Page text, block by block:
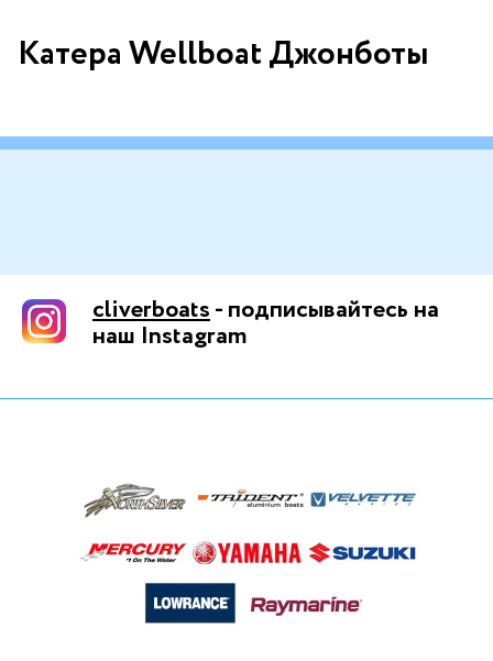
Катера Wellboat Джонботы
cliverboats- подписывайтесь на
наш Instagram